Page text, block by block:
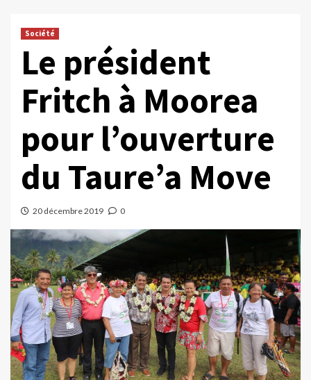
Société
Le président
Fritch à Moorea
pour l’ouverture
du Taure’a Move
20 décembre 2019 0